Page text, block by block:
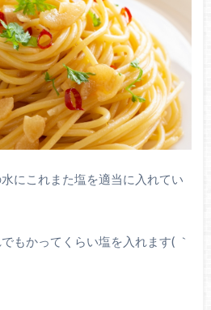
にこれまた塩を適当に入れてい
もかってくらい塩を入れます( ｀